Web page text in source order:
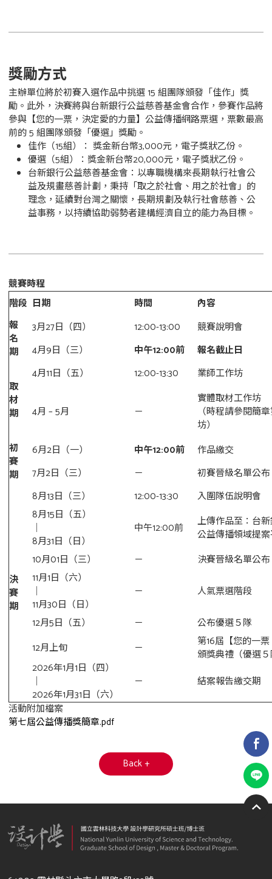
獎勵方式
主辦單位將於初賽入選作品中挑選 15 組團隊頒發「佳作」獎
勵。此外，決賽將與台新銀行公益慈善基金會合作，參賽作品將
參與【您的一票，決定愛的力量】公益傳播網路票選，票數最高
前的 5 組團隊頒發「優選」獎勵。
佳作（15組）： 獎金新台幣3,000元，電子獎狀乙份。
優選（5組）：獎金新台幣20,000元，電子獎狀乙份。
台新銀行公益慈善基金會：以專職機構來長期執行社會公
益及規畫慈善計劃，秉持「取之於社會、用之於社會」的
理念，延續對台灣之關懷，長期規劃及執行社會慈善、公
益事務，以持續協助弱勢者建構經濟自立的能力為目標。
競賽時程
階段 日期 時間
內容
報
名
期
3月27日（四） 12:00-13:00
競賽說明會
4月9日（三）
中午12:00前 報名截止日
取
材
期
4月11日（五） 12:00-13:30 業師工作坊
4月 – 5月 －
實體取材工作坊
（時程請參閱簡
坊）
初
賽
期
6月2日（一） 中午12:00前
作品繳交
7月2日（三）
－ 初賽晉級名單公布
決
賽
期
8月13日（三） 12:00-13:30
入圍隊伍說明會
8月15日（五）
｜
8月31日（日）
中午12:00前
上傳作品至：台
公益傳播領域提
10月01日（三）
－
決賽晉級名單公布
11月1日（六）
｜
11月30日（日）
－ 人氣票選階段
12月5日（五） －
公布優選５隊
12月上旬
－
第16屆【您的一
頒獎典禮（優選
2026年1月1日（四）
｜
2026年1月31日（六）
－
結案報告繳交期
活動附加檔案
第七屆公益傳播獎簡章.pdf
Back +